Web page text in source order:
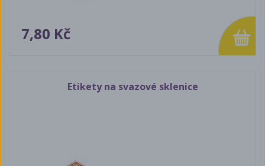
7,80 Kč
Etikety na svazové sklenice